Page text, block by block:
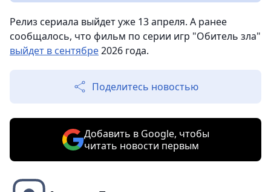
Релиз сериала выйдет уже 13 апреля. А ранее
сообщалось, что фильм по серии игр "Обитель зла"
выйдет в сентябре2026 года.
Поделитесь новостью
Добавить в Google, чтобы
читать новости первым